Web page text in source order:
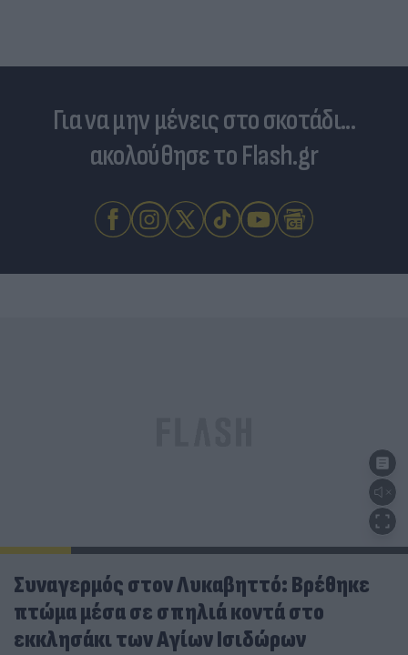
Για να μην μένεις στο σκοτάδι...
ακολούθησε το Flash.gr
Συναγερμός στον Λυκαβηττό: Βρέθηκε
πτώμα μέσα σε σπηλιά κοντά στο
εκκλησάκι των Αγίων Ισιδώρων